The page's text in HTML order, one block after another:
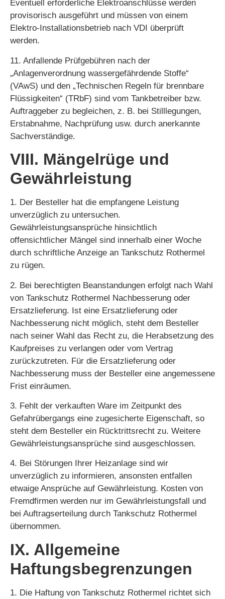
Eventuell erforderliche Elektroanschlüsse werden
provisorisch ausgeführt und müssen von einem
Elektro-Installationsbetrieb nach VDI überprüft
werden.
11. Anfallende Prüfgebühren nach der
„Anlagenverordnung wassergefährdende Stoffe“
(VAwS) und den „Technischen Regeln für brennbare
Flüssigkeiten“ (TRbF) sind vom Tankbetreiber bzw.
Auftraggeber zu begleichen, z. B. bei Stilllegungen,
Erstabnahme, Nachprüfung usw. durch anerkannte
Sachverständige.
VIII. Mängelrüge und
Gewährleistung
1. Der Besteller hat die empfangene Leistung
unverzüglich zu untersuchen.
Gewährleistungsansprüche hinsichtlich
offensichtlicher Mängel sind innerhalb einer Woche
durch schriftliche Anzeige an Tankschutz Rothermel
zu rügen.
2. Bei berechtigten Beanstandungen erfolgt nach Wahl
von Tankschutz Rothermel Nachbesserung oder
Ersatzlieferung. Ist eine Ersatzlieferung oder
Nachbesserung nicht möglich, steht dem Besteller
nach seiner Wahl das Recht zu, die Herabsetzung des
Kaufpreises zu verlangen oder vom Vertrag
zurückzutreten. Für die Ersatzlieferung oder
Nachbesserung muss der Besteller eine angemessene
Frist einräumen.
3. Fehlt der verkauften Ware im Zeitpunkt des
Gefahrübergangs eine zugesicherte Eigenschaft, so
steht dem Besteller ein Rücktrittsrecht zu. Weitere
Gewährleistungsansprüche sind ausgeschlossen.
4. Bei Störungen Ihrer Heizanlage sind wir
unverzüglich zu informieren, ansonsten entfallen
etwaige Ansprüche auf Gewährleistung. Kosten von
Fremdfirmen werden nur im Gewährleistungsfall und
bei Auftragserteilung durch Tankschutz Rothermel
übernommen.
IX. Allgemeine
Haftungsbegrenzungen
1. Die Haftung von Tankschutz Rothermel richtet sich